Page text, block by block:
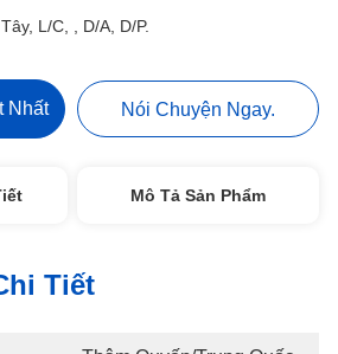
L/C, , D/A, D/P.
Nhất Nói Chuyện Ngay.
Mô Tả Sản Phẩm
Tiết